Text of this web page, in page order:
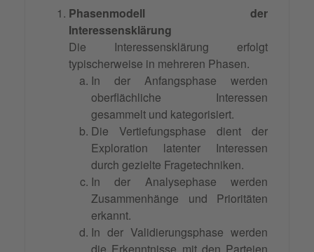
Phasenmodell der
Interessensklärung
Die Interessensklärung erfolgt
typischerweise in mehreren Phasen.
In der Anfangsphase werden
oberflächliche Interessen
gesammelt und kategorisiert.
Die Vertiefungsphase dient der
Exploration latenter Interessen
durch gezielte Fragetechniken.
In der Analysephase werden
Zusammenhänge und Prioritäten
erkannt.
In der Validierungsphase werden